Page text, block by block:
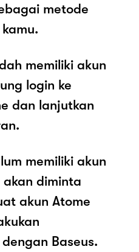
metode
memiliki akun
login ke
dan lanjutkan
memiliki akun
akan diminta
akun Atome
Baseus.